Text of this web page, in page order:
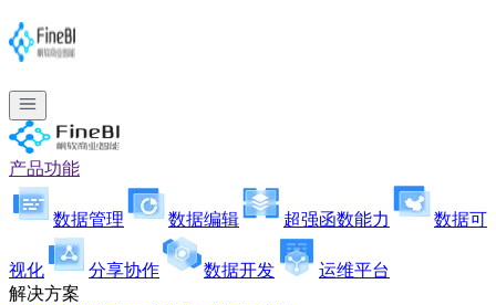
产品功能
数据管理 数据编辑 超强函数能力 数据可
视化 分享协作 数据开发
运维平台
解决方案